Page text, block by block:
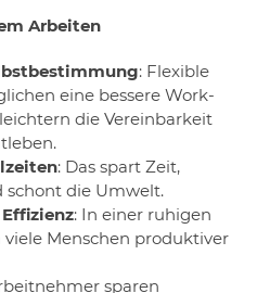
Arbeiten
: Flexible
eine bessere Work-
die Vereinbarkeit
: Das spart Zeit,
schont die Umwelt.
: In einer ruhigen
Menschen produktiver
sparen